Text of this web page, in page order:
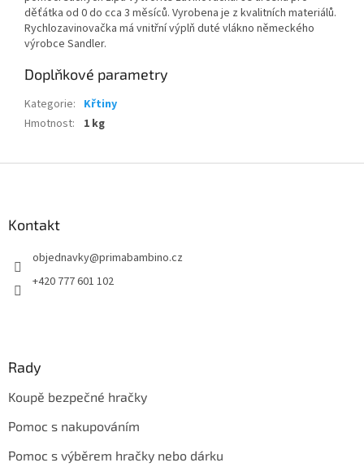
děťátka od 0 do cca 3 měsíců. Vyrobena je z kvalitních materiálů.
Rychlozavinovačka má vnitřní výplň duté vlákno německého
výrobce Sandler.
Doplňkové parametry
Kategorie: Křtiny
Hmotnost: 1 kg
Kontakt
objednavky@primabambino.cz
+420 777 601 102
Rady
Koupě bezpečné hračky
Pomoc s nakupováním
Pomoc s výběrem hračky nebo dárku